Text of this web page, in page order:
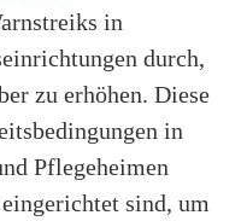
in
durch,
zu erhöhen. Diese
in
Pflegeheimen
sind, um